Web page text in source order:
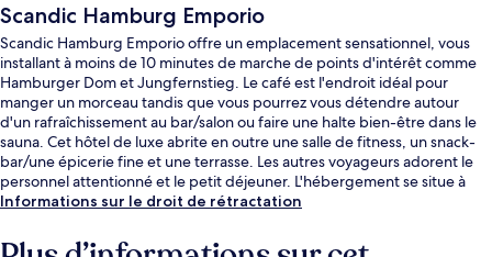
Scandic Hamburg Emporio
Scandic Hamburg Emporio offre un emplacement sensationnel, vous
installant à moins de 10 minutes de marche de points d'intérêt comme
Hamburger Dom et Jungfernstieg. Le café est l'endroit idéal pour
manger un morceau tandis que vous pourrez vous détendre autour
d'un rafraîchissement au bar/salon ou faire une halte bien-être dans le
sauna. Cet hôtel de luxe abrite en outre une salle de fitness, un snack-
bar/une épicerie fine et une terrasse. Les autres voyageurs adorent le
personnel attentionné et le petit déjeuner. L'hébergement se situe à
une très courte distance à pied des transports publics : Station U-Bahn
Informations sur le droit de rétractation